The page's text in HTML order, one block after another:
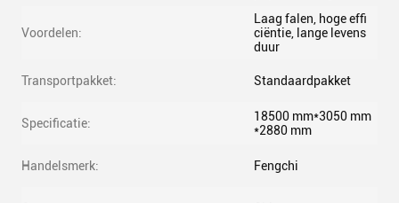
Voordelen:
Laag falen, hoge effi
ciëntie, lange levens
duur
Transportpakket: Standaardpakket
Specificatie:
18500 mm*3050 mm
*2880 mm
Handelsmerk: Fengchi